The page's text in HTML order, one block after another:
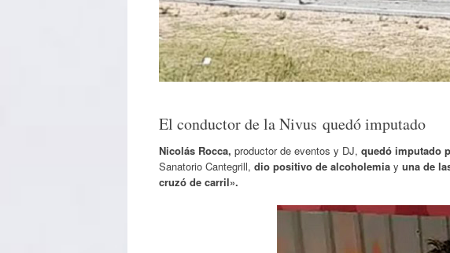
El conductor de la Nivus quedó imputado
Nicolás Rocca, productor de eventos y DJ, quedó imputado
Sanatorio Cantegrill, dio positivo de alcoholemia y una de
cruzó de carril».